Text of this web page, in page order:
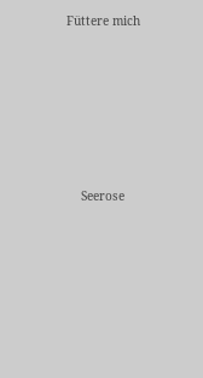
Füttere mich
Seerose